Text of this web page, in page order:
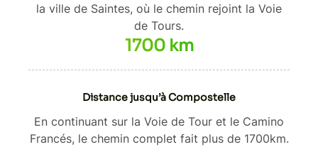
la ville de Saintes, où le chemin rejoint la Voie
de Tours.
1700 km
Distance jusqu’à Compostelle
En continuant sur la Voie de Tour et le Camino
Francés, le chemin complet fait plus de 1700km.